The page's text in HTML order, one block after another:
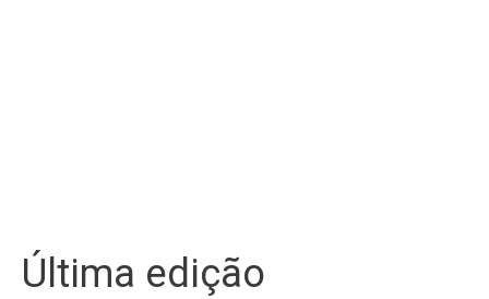
Última edição